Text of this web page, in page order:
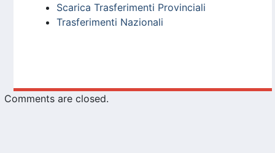
Scarica Trasferimenti Provinciali
Trasferimenti Nazionali
Comments are closed.